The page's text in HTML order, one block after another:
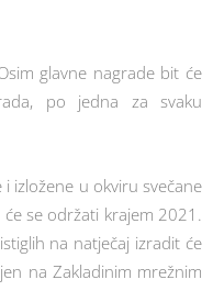
glavne nagrade bit će
po jedna za svaku
izložene u okviru svečane
se održati krajem 2021.
na natječaj izradit će
na Zakladinim mrežnim